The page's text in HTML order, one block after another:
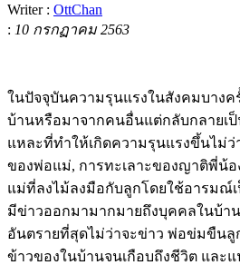
Writer : OttChan
: 10 กรกฏาคม 2563
ในปัจจุบันความรุนแรงในสังคมบางค
บ้านหรือมาจากคนอื่นแต่กลับกลายเ
แหละที่ทำให้เกิดความรุนแรงขึ้นไม่ว่
ของพ่อแม่, การทะเลาะของญาติพี่น้
แม่ที่ลงไม้ลงมือกับลูกโดยใช้อารมณ์
มีข่าวออกมามากมายถึงบุคคลในบ้า
อันตรายที่สุดไม่ว่าจะข่าว พ่อข่มขืนลู
ข้าวของในบ้านจนเกือบถึงชีวิต และ